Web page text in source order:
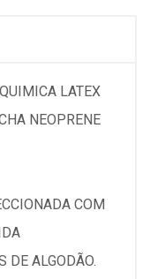
LATEX
NEOPRENE
COM
DE ALGODÃO.